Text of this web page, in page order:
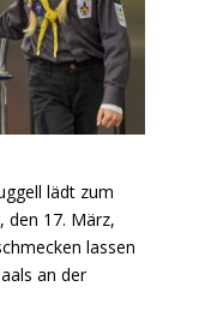
lädt zum
den 17. März,
lassen
an der